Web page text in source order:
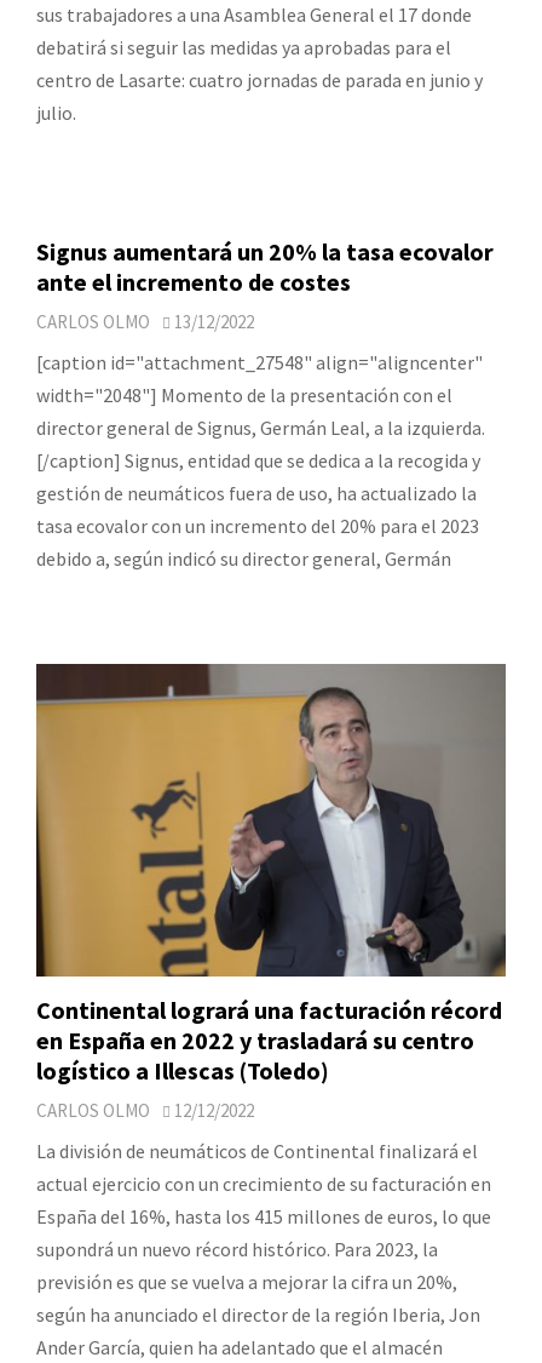
sus trabajadores a una Asamblea General el 17 donde
debatirá si seguir las medidas ya aprobadas para el
centro de Lasarte: cuatro jornadas de parada en junio y
julio.
Signus aumentará un 20% la tasa ecovalor
ante el incremento de costes
CARLOS OLMO 13/12/2022
[caption id="attachment_27548" align="aligncenter"
width="2048"] Momento de la presentación con el
director general de Signus, Germán Leal, a la izquierda.
[/caption] Signus, entidad que se dedica a la recogida y
gestión de neumáticos fuera de uso, ha actualizado la
tasa ecovalor con un incremento del 20% para el 2023
debido a, según indicó su director general, Germán
Continental logrará una facturación récord
en España en 2022 y trasladará su centro
logístico a Illescas (Toledo)
CARLOS OLMO 12/12/2022
La división de neumáticos de Continental finalizará el
actual ejercicio con un crecimiento de su facturación en
España del 16%, hasta los 415 millones de euros, lo que
supondrá un nuevo récord histórico. Para 2023, la
previsión es que se vuelva a mejorar la cifra un 20%,
según ha anunciado el director de la región Iberia, Jon
Ander García, quien ha adelantado que el almacén